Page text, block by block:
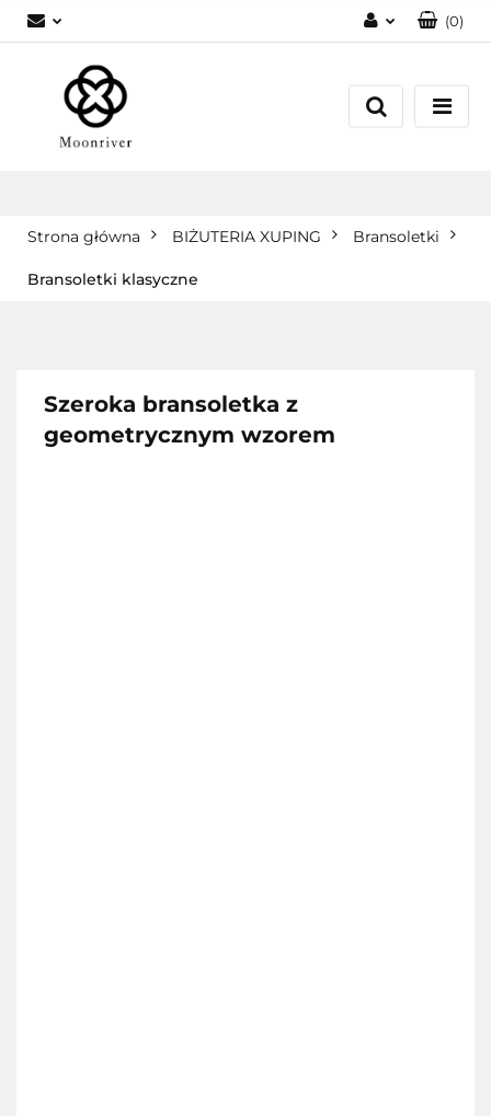
Zarejestruj się
(0)
Strona główna BIŻUTERIA XUPING Bransoletki
Bransoletki klasyczne
Szeroka bransoletka z
geometrycznym wzorem